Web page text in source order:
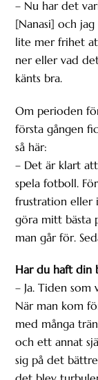
– Nu har det
[Nanasi] och
lite mer frihet
ner eller vad
känts bra.
Om perioden
första gången
så här:
– Det är klart
spela fotboll.
frustration eller
göra mitt bästa
man går för.
Har du haft din
– Ja. Tiden
När man kom
med många
och ett annat
sig på det